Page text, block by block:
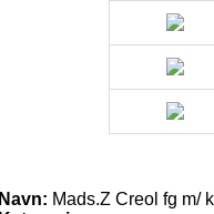
Navn: Mads.Z Creol fg m/